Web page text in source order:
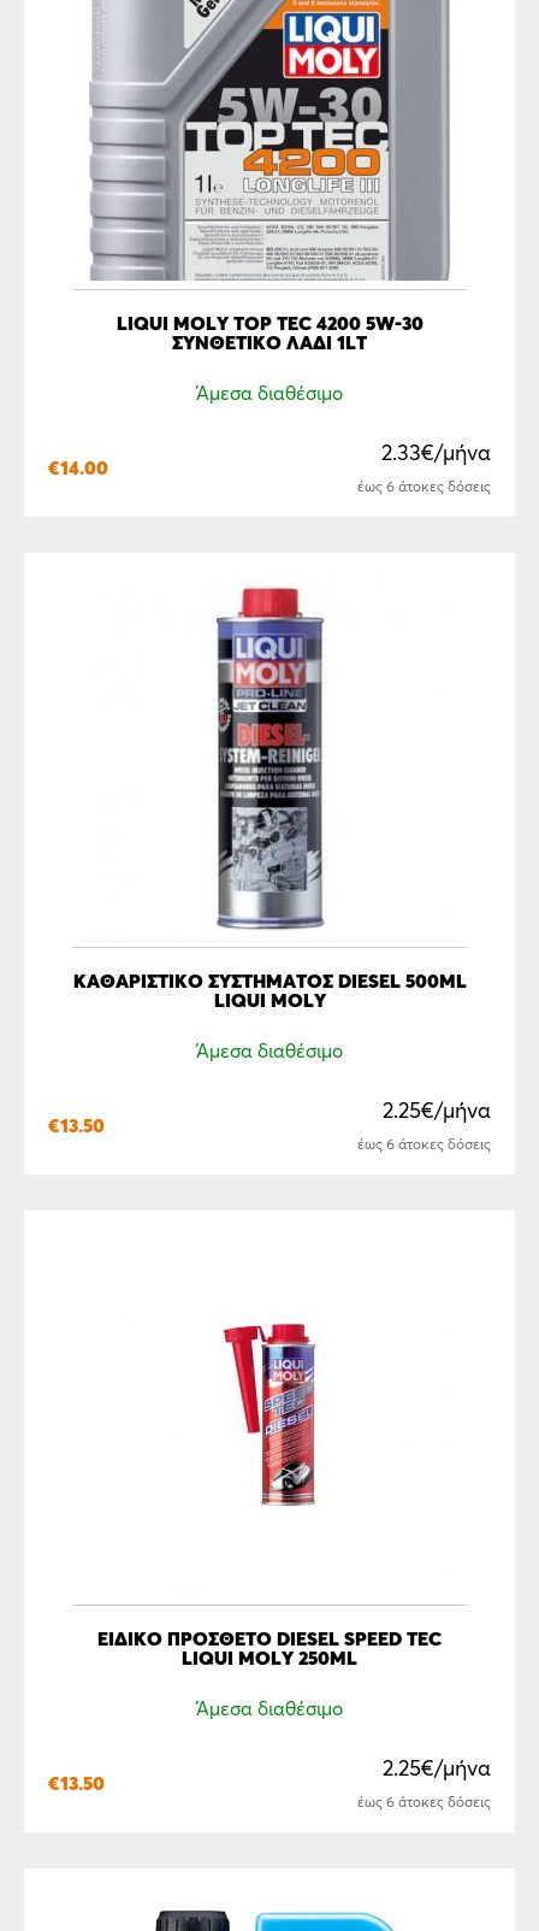
LIQUI MOLY TOP TEC 4200 5W-30
ΣΥΝΘΕΤΙΚO ΛΑΔΙ 1LT
Άμεσα διαθέσιμο
€14.00
2.33€/μήνα
έως 6 άτοκες δόσεις
ΚΑΘΑΡΙΣΤΙΚΌ ΣΥΣΤΉΜΑΤΟΣ DIESEL 500ML
LIQUI MOLY
Άμεσα διαθέσιμο
€13.50
2.25€/μήνα
έως 6 άτοκες δόσεις
ΕΙΔΙΚΟ ΠΡΟΣΘΕΤΟ DIESEL SPEED TEC
LIQUI MOLY 250ML
Άμεσα διαθέσιμο
€13.50
2.25€/μήνα
έως 6 άτοκες δόσεις